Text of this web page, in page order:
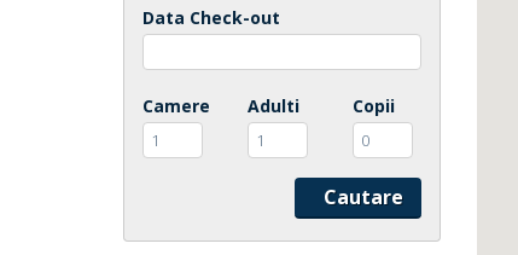
Data Check-out
Camere
1
Adulti
1
Copii
0